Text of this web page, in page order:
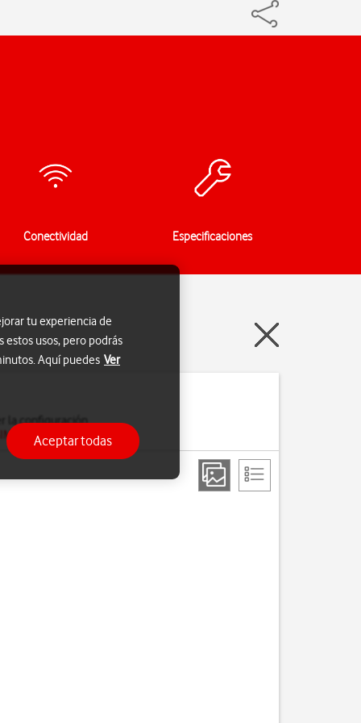
Conectividad Especificaciones
la configuración
tu experiencia de
estos usos, pero podrás
Aquí puedes Ver
Aceptar todas